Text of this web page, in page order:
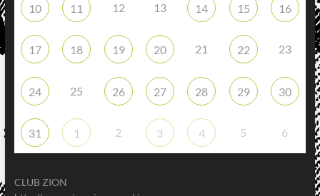
10 11 12 13 14 15 16
17 18 19 20 21 22 23
24 25 26 27 28 29 30
31 1 2 3 4 5 6
CLUB ZION